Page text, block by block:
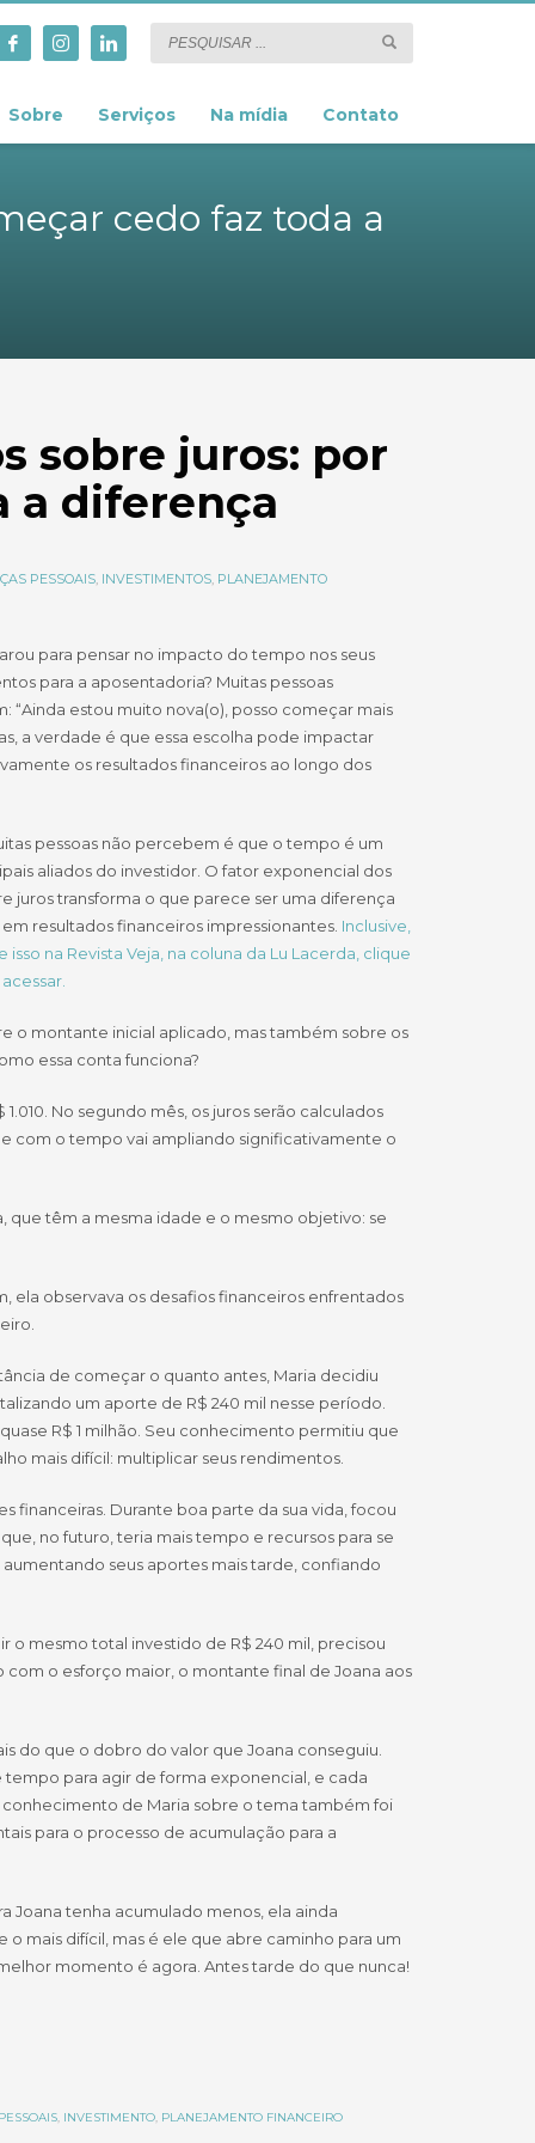
Sobre Serviços Na mídia Contato
cedo faz toda a
sobre juros: por
a diferença
PESSOAIS, INVESTIMENTOS, PLANEJAMENTO
para pensar no impacto do tempo nos seus
para a aposentadoria? Muitas pessoas
“Ainda estou muito nova(o), posso começar mais
a verdade é que essa escolha pode impactar
os resultados financeiros ao longo dos
pessoas não percebem é que o tempo é um
aliados do investidor. O fator exponencial dos
juros transforma o que parece ser uma diferença
resultados financeiros impressionantes. Inclusive,
isso na Revista Veja, na coluna da Lu Lacerda, clique
o montante inicial aplicado, mas também sobre os
essa conta funciona?
No segundo mês, os juros serão calculados
e com o tempo vai ampliando significativamente o
que têm a mesma idade e o mesmo objetivo: se
ela observava os desafios financeiros enfrentados
de começar o quanto antes, Maria decidiu
um aporte de R$ 240 mil nesse período.
R$ 1 milhão. Seu conhecimento permitiu que
mais difícil: multiplicar seus rendimentos.
financeiras. Durante boa parte da sua vida, focou
no futuro, teria mais tempo e recursos para se
seus aportes mais tarde, confiando
o mesmo total investido de R$ 240 mil, precisou
com o esforço maior, o montante final de Joana aos
do que o dobro do valor que Joana conseguiu.
para agir de forma exponencial, e cada
de Maria sobre o tema também foi
para o processo de acumulação para a
Joana tenha acumulado menos, ela ainda
mais difícil, mas é ele que abre caminho para um
momento é agora. Antes tarde do que nunca!
, INVESTIMENTO, PLANEJAMENTO FINANCEIRO